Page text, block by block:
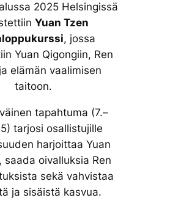
2025 Helsingissä
Yuan Tzen
, jossa
Yuan Qigongiin, Ren
elämän vaalimisen
taitoon.
tapahtuma (7.–
tarjosi osallistujille
harjoittaa Yuan
saada oivalluksia Ren
sekä vahvistaa
ja sisäistä kasvua.